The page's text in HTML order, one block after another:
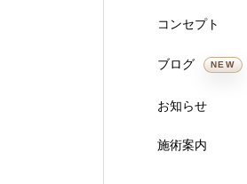
コンセプト
ブログ NEW
お知らせ
施術案内